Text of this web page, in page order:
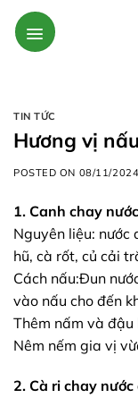
Skip
content
TIN TỨC
Hương vị
POSTED ON 08/11/2024
1. Canh chay
Nguyên liệu: nước
hũ, cà rốt, củ cải
Cách nấu:Đun
vào nấu cho đến
Thêm nấm và
Nêm nếm gia vị
2. Cà ri chay nước